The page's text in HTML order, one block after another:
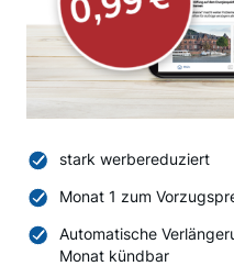
stark werbereduziert
Monat 1 zum
Automatische
Monat kündbar